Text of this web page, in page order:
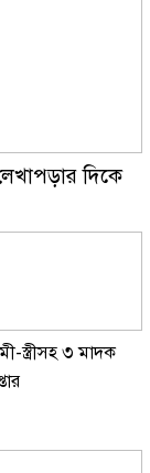
দিকে
স্ত্রীসহ ৩ মাদক